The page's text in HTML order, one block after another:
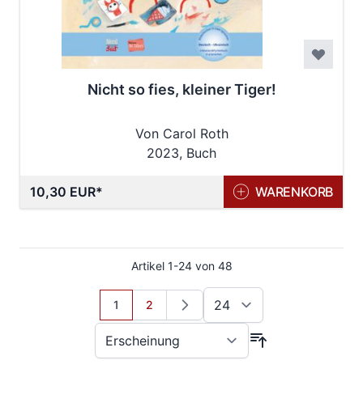
Nicht so fies, kleiner Tiger!
Von Carol Roth
2023, Buch
10,30 EUR WARENKORB
Artikel 1-24von 48
Sie lesen gerade Seite
1 Seite
2